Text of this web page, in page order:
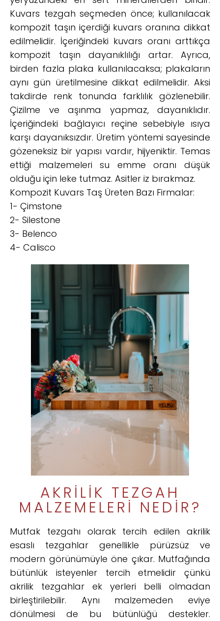
Kuvars tezgah seçmeden önce; kullanılacak
kompozit taşın içerdiği kuvars oranına dikkat
edilmelidir. İçeriğindeki kuvars oranı arttıkça
kompozit taşın dayanıklılığı artar. Ayrıca,
birden fazla plaka kullanılacaksa; plakaların
aynı gün üretilmesine dikkat edilmelidir. Aksi
takdirde renk tonunda farklılık gözlenebilir.
Çizilme ve aşınma yapmaz, dayanıklıdır.
İçeriğindeki bağlayıcı reçine sebebiyle ısıya
karşı dayanıksızdır. Üretim yöntemi sayesinde
gözeneksiz bir yapısı vardır, hijyeniktir. Temas
ettiği malzemeleri su emme oranı düşük
olduğu için leke tutmaz. Asitler iz bırakmaz.
Kompozit Kuvars Taş Üreten Bazı Firmalar:
1- Çimstone
2- Silestone
3- Belenco
4- Calisco
AKRILIK TEZGAH
MALZEMELERI NEDIR?
Mutfak tezgahı olarak tercih edilen akrilik
esaslı tezgahlar genellikle pürüzsüz ve
modern görünümüyle öne çıkar. Mutfağında
bütünlük isteyenler tercih etmelidir çünkü
akrilik tezgahlar ek yerleri belli olmadan
birleştirilebilir. Aynı malzemeden eviye
dönülmesi de bu bütünlüğü destekler.